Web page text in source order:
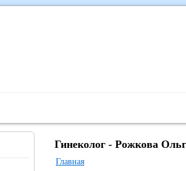
Гинеколог - Рожкова
Главная